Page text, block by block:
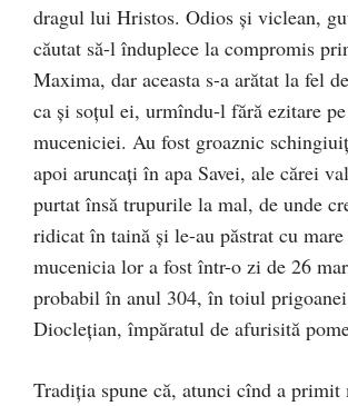
dragul lui Hristos. Odios şi viclean,
căutat să-l înduplece la compromis
Maxima, dar aceasta s-a arătat la fel
ca şi soţul ei, urmîndu-l fără ezitare
muceniciei. Au fost groaznic
apoi aruncaţi în apa Savei, ale cărei
purtat însă trupurile la mal, de unde
ridicat în taină şi le-au păstrat cu
mucenicia lor a fost într-o zi de 26
probabil în anul 304, în toiul
Diocleţian, împăratul de afurisită
Tradiţia spune că, atunci cînd a primit